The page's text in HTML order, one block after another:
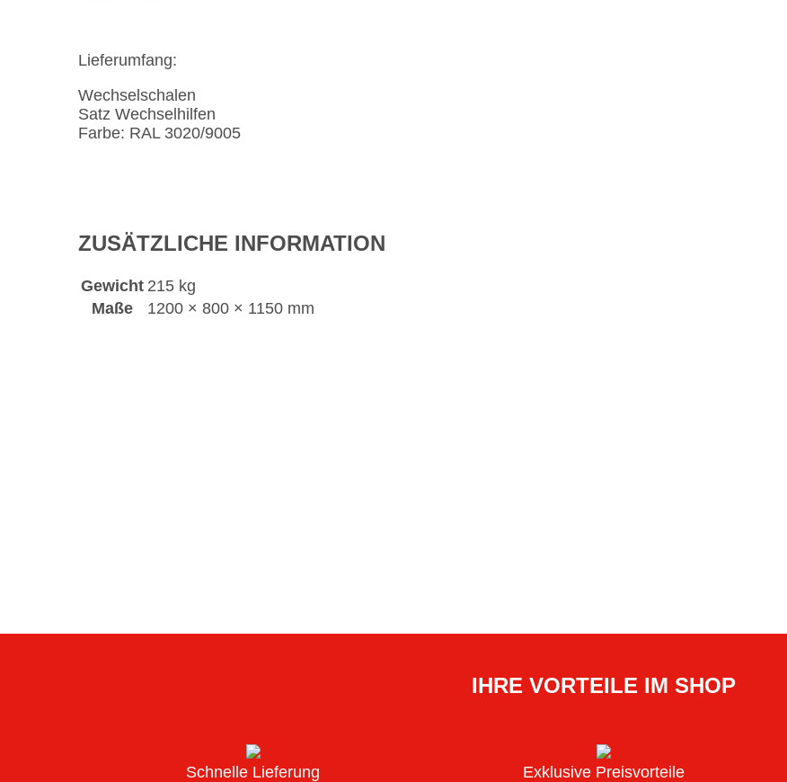
Lieferumfang:
Wechselschalen
Satz Wechselhilfen
Farbe: RAL 3020/9005
ZUSÄTZLICHE INFORMATION
Gewicht 215 kg
Maße
1200 × 800 × 1150 mm
IHRE VORTEILE IM SHOP
Schnelle Lieferung Exklusive Preisvorteile